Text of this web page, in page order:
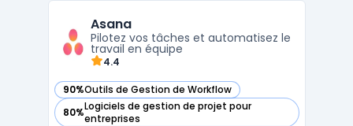
réel, quelle que soit sa taille ou son secteur
d'activité. Kantre ...
Asana
Pilotez vos tâches et automatisez le
travail en équipe
4.4
90%Outils de Gestion de Workflow
— voir Asana dans cette catégorie
80%Logiciels de gestion de projet pour
entreprises
— voir Asana dans cette catégorie